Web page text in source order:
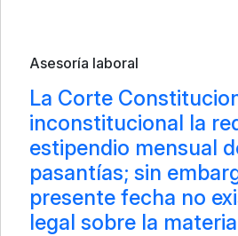
Asesoría laboral
La Corte
inconstitucional la
estipendio mensual
pasantías; sin
presente fecha no
legal sobre la materia